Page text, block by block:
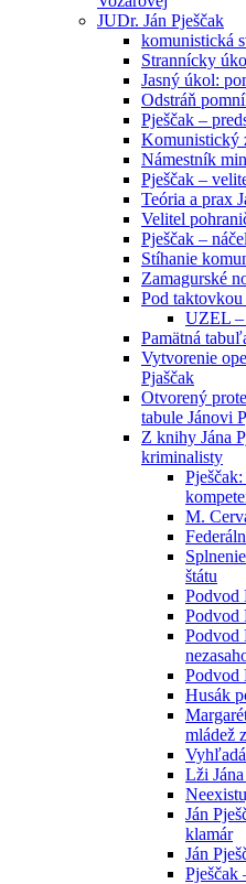
JUDr. Ján Pješčak
komunistická
Strannícky
Jasný úkol:
Odstráň
Pješčak –
Komunistický
Námestník
Pješčak –
Teória a prax
Velitel
Pješčak –
Stíhanie
Zamagurské
Pod taktovkou
UZEL –
Pamätná
Vytvorenie
Pjaščak
Otvorený
tabule Jánovi
Z knihy Jána
kriminalisty
M.
štátu
Podvod
Podvod
Podvod
Podvod
Husák
mládež
Lži
Ján
klamár
Ján
Pješčak